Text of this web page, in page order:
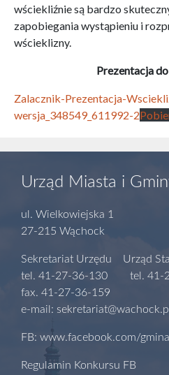
wściekliźnie są bardzo
zapobiegania wystąpieniu i
wścieklizny.
Prezentacja
Zalacznik-Prezentacja-
wersja_348549_611992-2
Urząd Miasta i
ul. Wielkowiejska 1
27-215 Wąchock
Sekretariat Urzędu Urząd
tel. 41-27-36-130 tel. 41-
fax. 41-27-36-159
e-mail: sekretariat@wachock.pl
FB: www.facebook.com/
Regulamin Konkursu FB